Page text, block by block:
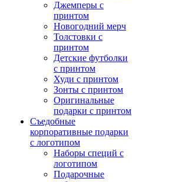
Джемперы с
принтом
Новогодний мерч
Толстовки с
принтом
Детские футболки
с принтом
Худи с принтом
Зонты с принтом
Оригинальные
подарки с принтом
Съедобные
корпоративные подарки
с логотипом
Наборы специй с
логотипом
Подарочные